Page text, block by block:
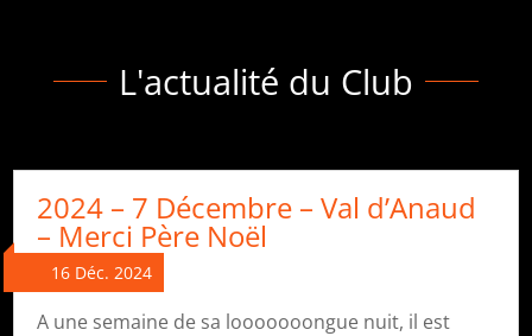
L'actualité du Club
2024 – 7 Décembre – Val d’Anaud
– Merci Père Noël
16 Déc. 2024
A une semaine de sa looooooongue nuit, il est